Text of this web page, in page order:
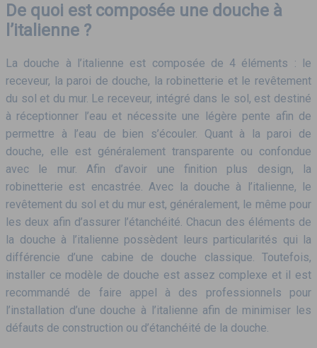
De quoi est composée une douche à
l’italienne ?
La douche à l’italienne est composée de 4 éléments : le
receveur, la paroi de douche, la robinetterie et le revêtement
du sol et du mur. Le receveur, intégré dans le sol, est destiné
à réceptionner l’eau et nécessite une légère pente afin de
permettre à l’eau de bien s’écouler. Quant à la paroi de
douche, elle est généralement transparente ou confondue
avec le mur. Afin d’avoir une finition plus design, la
robinetterie est encastrée. Avec la douche à l’italienne, le
revêtement du sol et du mur est, généralement, le même pour
les deux afin d’assurer l’étanchéité. Chacun des éléments de
la douche à l’italienne possèdent leurs particularités qui la
différencie d’une cabine de douche classique. Toutefois,
installer ce modèle de douche est assez complexe et il est
recommandé de faire appel à des professionnels pour
l’installation d’une douche à l’italienne afin de minimiser les
défauts de construction ou d’étanchéité de la douche.